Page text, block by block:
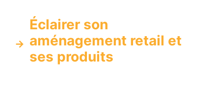
Éclairer son
aménagement retail et
ses produits